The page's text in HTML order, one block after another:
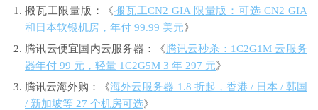
搬瓦工限量版：《搬瓦工CN2 GIA 限量版：可选 CN2 GIA
和日本软银机房，年付 99.99 美元》
腾讯云便宜国内云服务器：《 腾讯云秒杀：1C2G1M 云服务
器年付 99 元，轻量 1C2G5M 3 年 297 元》
腾讯云海外购：《海外云服务器 1.8 折起，香港 / 日本 / 韩国
/ 新加坡等 27 个机房可选》